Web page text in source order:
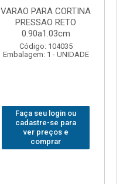
VARAO PARA CORTINA
PRESSAO RETO
1.20a1.33cm
Código: 104051
Embalagem: 1 - UNIDADE
Faça seu login ou
cadastre-se para
ver preços e
comprar